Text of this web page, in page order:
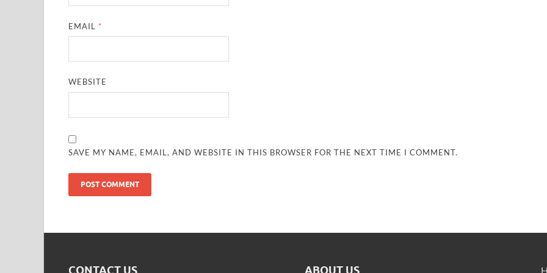
EMAIL *
WEBSITE
SAVE MY NAME, EMAIL, AND WEBSITE IN THIS BROWSER FOR THE NEXT TIME I COMMENT.
CONTACT US ABOUT US